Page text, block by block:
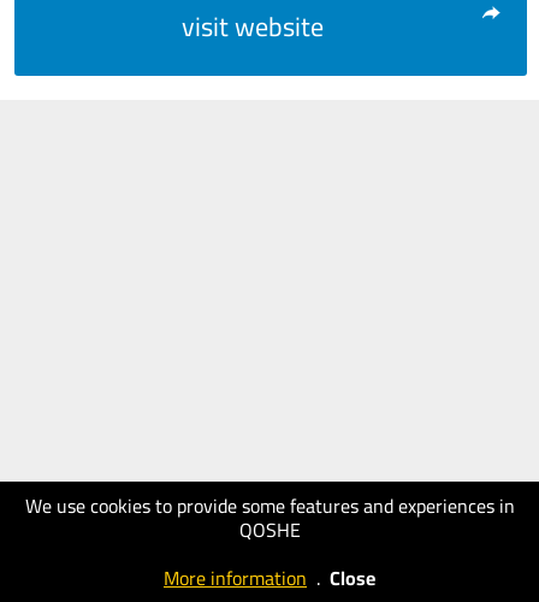
We use cookies to provide some features and experiences in
QOSHE
More information . Close
visit website